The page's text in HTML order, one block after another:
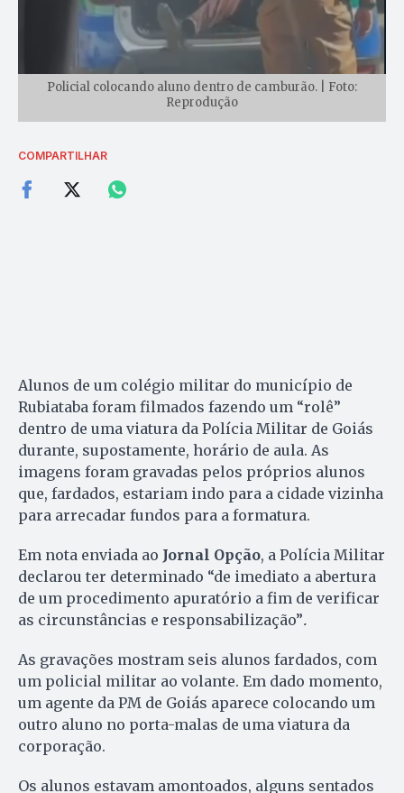
Policial colocando aluno dentro de camburão. | Foto:
Reprodução
COMPARTILHAR
Alunos de um colégio militar do município de
Rubiataba foram filmados fazendo um “rolê”
dentro de uma viatura da Polícia Militar de Goiás
durante, supostamente, horário de aula. As
imagens foram gravadas pelos próprios alunos
que, fardados, estariam indo para a cidade vizinha
para arrecadar fundos para a formatura.
Em nota enviada ao Jornal Opção, a Polícia Militar
declarou ter determinado “de imediato a abertura
de um procedimento apuratório a fim de verificar
as circunstâncias e responsabilização”.
As gravações mostram seis alunos fardados, com
um policial militar ao volante. Em dado momento,
um agente da PM de Goiás aparece colocando um
outro aluno no porta-malas de uma viatura da
corporação.
Os alunos estavam amontoados, alguns sentados